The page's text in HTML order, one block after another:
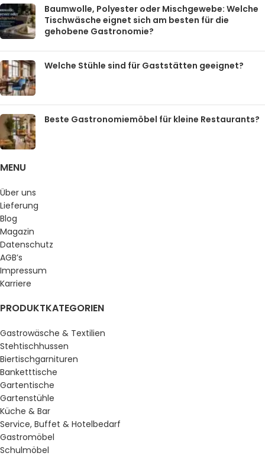
Baumwolle, Polyester oder Mischgewebe: Welche
Tischwäsche eignet sich am besten für die
gehobene Gastronomie?
Welche Stühle sind für Gaststätten geeignet?
Beste Gastronomiemöbel für kleine Restaurants?
MENU
Über uns
Lieferung
Blog
Magazin
Datenschutz
AGB’s
Impressum
Karriere
PRODUKTKATEGORIEN
Gastrowäsche & Textilien
Stehtischhussen
Biertischgarnituren
Banketttische
Gartentische
Gartenstühle
Küche & Bar
Service, Buffet & Hotelbedarf
Gastromöbel
Schulmöbel